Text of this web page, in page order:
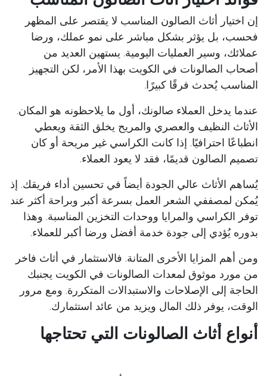
إن اختيار أثاث الصالون المناسب لا يقتصر على المظهر
فحسب، بل يؤثر بشكل مباشر على نمو عملك، ورضا
عملائك، وسير العمليات اليومية. يستهين العديد من
أصحاب الصالونات في الكويت بهذا الأمر، لكن التجهيز
المناسب يُحدث فرقًا كبيرًا.
عندما يدخل العملاء صالونك، أول ما يلاحظونه هو المكان.
الأثاث النظيف والعصري والمريح يخلق الثقة ويعطي
انطباعًا احترافيًا. إذا كانت الكراسي غير مريحة أو كان
تصميم الصالون قديمًا، فقد لا يعود العملاء.
يُساهم الأثاث عالي الجودة أيضاً في تحسين أداء فريقك. إذ
يُمكن لمصففي الشعر العمل بسرعة أكبر وبراحة أكثر عند
توفر الكراسي والمرايا ووحدات التخزين المناسبة. وهذا
بدوره يُؤدي إلى جودة خدمة أفضل ورضا أكبر للعملاء.
ومن أهم المزايا الأخرى المتانة. فالاستثمار في أثاث فاخر
من مورد موثوق لمعدات الصالونات في الكويت يجنبك
الحاجة إلى الإصلاحات والاستبدالات المتكررة. ومع مرور
الوقت، يوفر ذلك المال ويزيد من عائد استثمارك.
أنواع أثاث الصالونات التي تحتاجها